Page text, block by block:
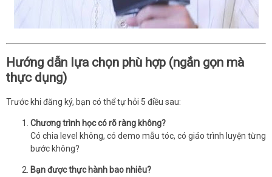
Hướng dẫn lựa chọn phù hợp (ngắn gọn mà
thực dụng)
Trước khi đăng ký, bạn có thể tự hỏi 5 điều sau:
Chương trình học có rõ ràng không?
Có chia level không, có demo mẫu tóc, có giáo trình luyện từng
bước không?
Bạn được thực hành bao nhiêu?